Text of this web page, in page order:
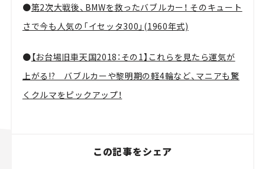
●第2次大戦後、BMWを救ったバブルカー！ そのキュート
さで今も人気の「イセッタ300」(1960年式)
●【お台場旧車天国2018：その1】これらを見たら運気が
上がる!? バブルカーや黎明期の軽4輪など、マニアも驚
くクルマをピックアップ！
この記事をシェア